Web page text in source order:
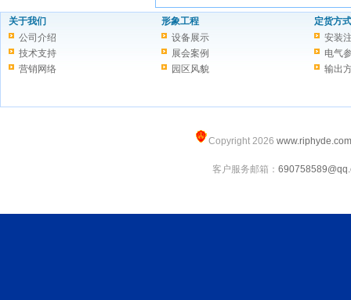
关于我们
公司介绍
技术支持
营销网络
形象工程
设备展示
展会案例
园区风貌
定货方式
安装
电气
输出
Copyright 2026 www.riphyde.com
客户服务邮箱：